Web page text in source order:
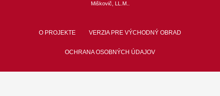
Miškovič, LL.M.
O PROJEKTE VERZIA PRE VÝCHODNÝ OBRAD
OCHRANA OSOBNÝCH ÚDAJOV